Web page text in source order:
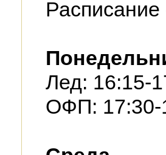
Расписание
Лед: 16:15-
ОФП: 17:30-